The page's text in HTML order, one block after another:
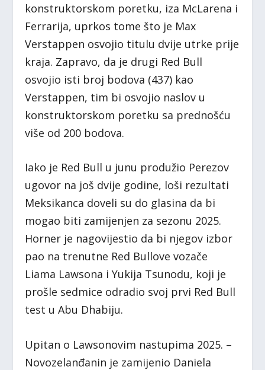
konstruktorskom poretku, iza McLarena i
Ferrarija, uprkos tome što je Max
Verstappen osvojio titulu dvije utrke prije
kraja. Zapravo, da je drugi Red Bull
osvojio isti broj bodova (437) kao
Verstappen, tim bi osvojio naslov u
konstruktorskom poretku sa prednošću
više od 200 bodova.
Iako je Red Bull u junu produžio Perezov
ugovor na još dvije godine, loši rezultati
Meksikanca doveli su do glasina da bi
mogao biti zamijenjen za sezonu 2025.
Horner je nagovijestio da bi njegov izbor
pao na trenutne Red Bullove vozače
Liama Lawsona i Yukija Tsunodu, koji je
prošle sedmice odradio svoj prvi Red Bull
test u Abu Dhabiju.
Upitan o Lawsonovim nastupima 2025. –
Novozelanđanin je zamijenio Daniela